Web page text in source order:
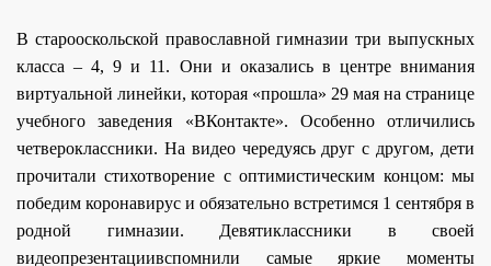
В старооскольской православной гимназии три выпускных
класса – 4, 9 и 11. Они и оказались в центре внимания
виртуальной линейки, которая «прошла» 29 мая на странице
учебного заведения «ВКонтакте». Особенно отличились
четвероклассники. На видео чередуясь друг с другом, дети
прочитали стихотворение с оптимистическим концом: мы
победим коронавирус и обязательно встретимся 1 сентября в
родной гимназии. Девятиклассники в своей
видеопрезентациивспомнили самые яркие моменты